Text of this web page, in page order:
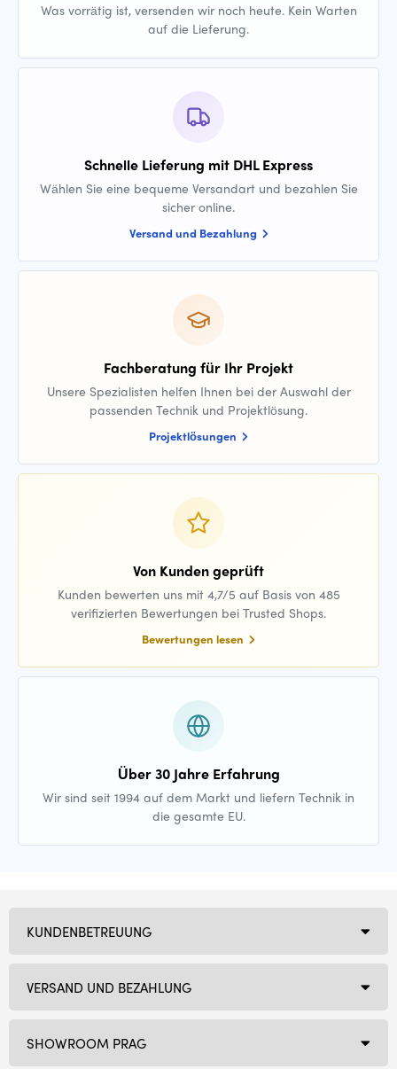
Was vorrätig ist, versenden wir noch heute. Kein Warten
auf die Lieferung.
Schnelle Lieferung mit DHL Express
Wählen Sie eine bequeme Versandart und bezahlen Sie
sicher online.
Versand und Bezahlung
Fachberatung für Ihr Projekt
Unsere Spezialisten helfen Ihnen bei der Auswahl der
passenden Technik und Projektlösung.
Projektlösungen
Von Kunden geprüft
Kunden bewerten uns mit 4,7/5 auf Basis von 485
verifizierten Bewertungen bei Trusted Shops.
Bewertungen lesen
Über 30 Jahre Erfahrung
Wir sind seit 1994 auf dem Markt und liefern Technik in
die gesamte EU.
SHOWROOM PRAG
KUNDENBETREUUNG
VERSAND UND BEZAHLUNG